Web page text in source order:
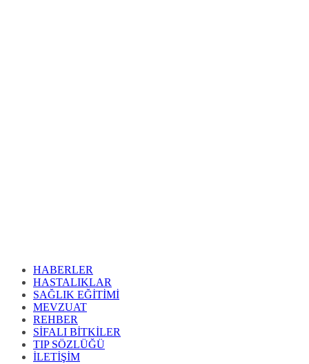
HABERLER
HASTALIKLAR
SAĞLIK EĞİTİMİ
MEVZUAT
REHBER
SİFALI BİTKİLER
TIP SÖZLÜĞÜ
İLETİŞİM